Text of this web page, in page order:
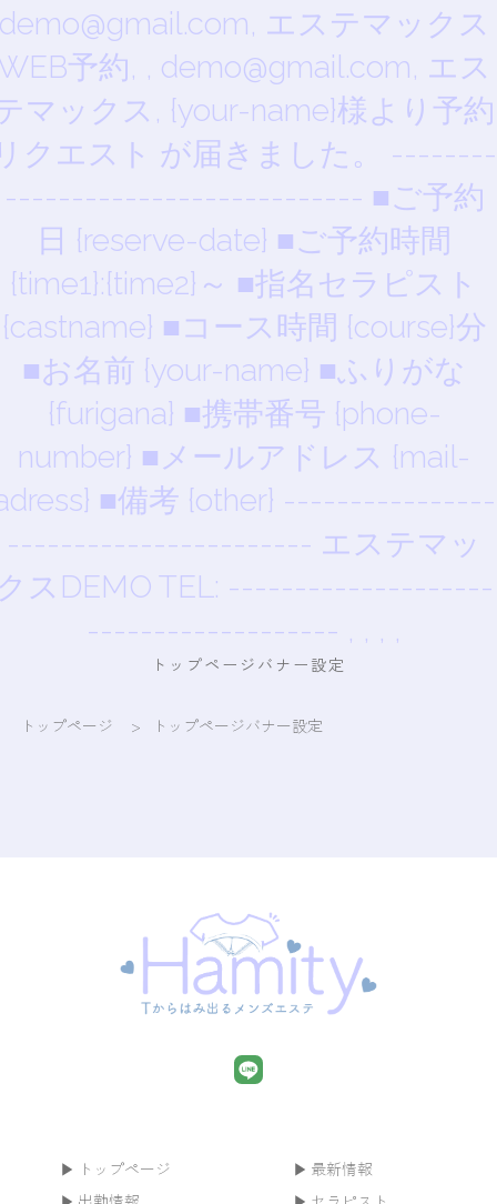
トップページバナー設定
エステマックス
予約, , demo@gmail.com, エス
マックス, {your-name}様より予約
クエスト が届きました。 --------
--------------------------- ■ご予約
日 {reserve-date} ■ご予約時間
{time1}:{time2}～ ■指名セラピスト
{castname} ■コース時間 {course}分
■お名前 {your-name} ■ふりがな
{furigana} ■携帯番号 {phone-
number} ■メールアドレス {mail-
■備考 {other} ----------------
----------------------- エステマッ
スDEMO TEL: --------------------
------------------- , , , ,
トップページ > トップページバナー設定
トップページ
最新情報